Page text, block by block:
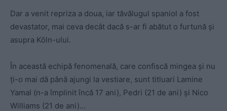
Dar a venit repriza a doua, iar tăvălugul spaniol a fost
devastator, mai ceva decât dacă s-ar fi abătut o furtună și
asupra Köln-ului.
În această echipă fenomenală, care confiscă mingea și nu
ți-o mai dă până ajungi la vestiare, sunt titluari Lamine
Yamal (n-a împlinit încă 17 ani), Pedri (21 de ani) și Nico
Williams (21 de ani)…